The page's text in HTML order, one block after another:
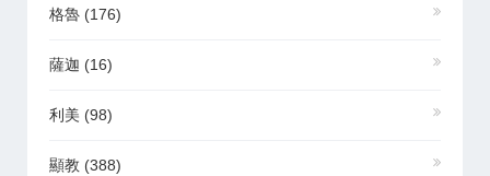
格魯 (176)
薩迦 (16)
利美 (98)
顯教 (388)